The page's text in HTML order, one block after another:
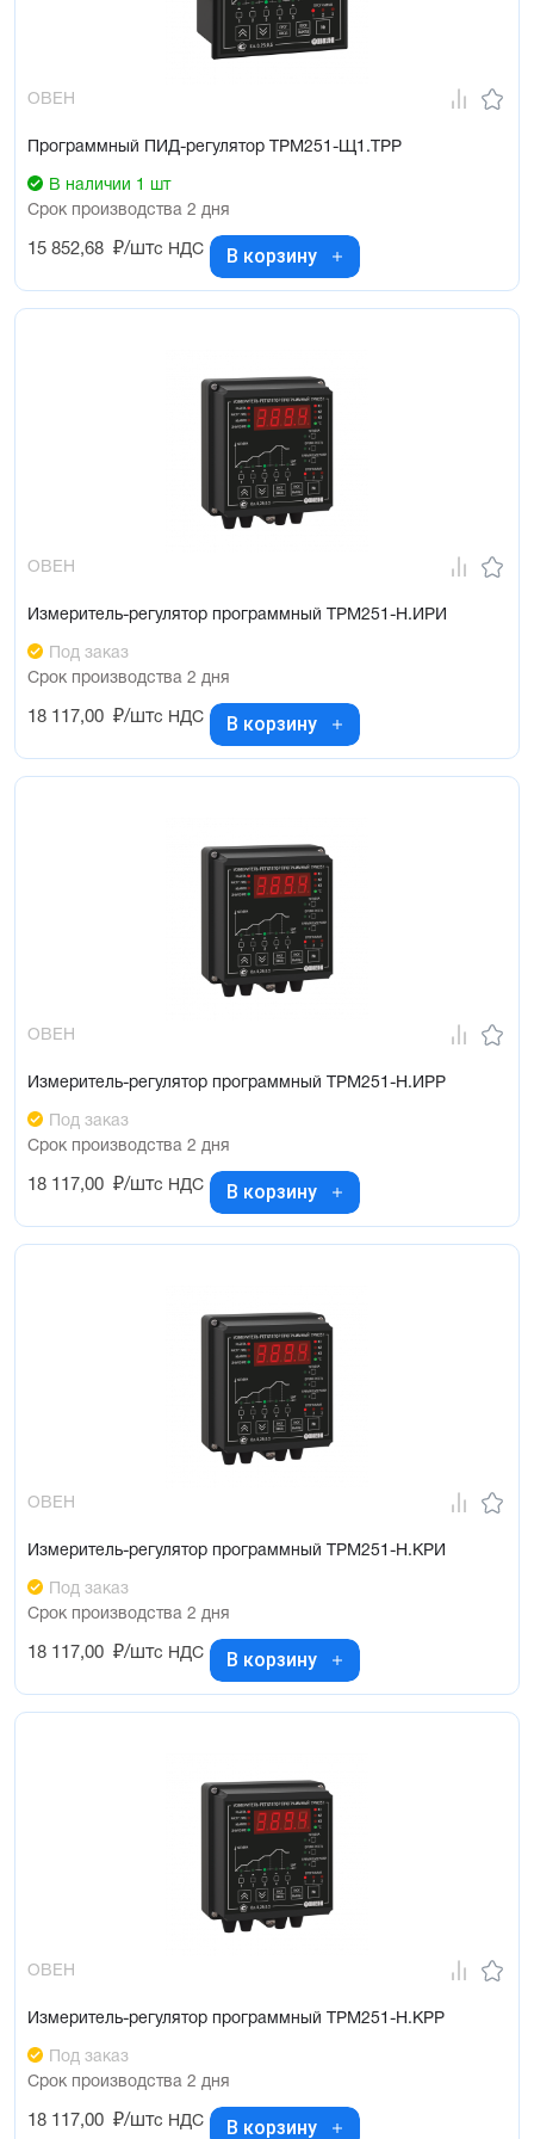
Функция сохранения образа EEPROM
ОВЕН
Программный ПИД-регулятор ТРМ251-Щ1.ТРР
В наличии 1 шт
Срок производства 2 дня
15 852,68 ₽/штс НДС В корзину
ОВЕН
Измеритель-регулятор программный ТРМ251-Н.ИРИ
Под заказ
Срок производства 2 дня
18 117,00 ₽/штс НДС В корзину
ОВЕН
Измеритель-регулятор программный ТРМ251-Н.ИРР
Под заказ
Срок производства 2 дня
18 117,00 ₽/штс НДС В корзину
ОВЕН
Измеритель-регулятор программный ТРМ251-Н.КРИ
Под заказ
Срок производства 2 дня
18 117,00 ₽/штс НДС В корзину
ОВЕН
Измеритель-регулятор программный ТРМ251-Н.КРР
Под заказ
Срок производства 2 дня
18 117,00 ₽/штс НДС В корзину